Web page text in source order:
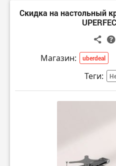
Скидка на настольный
Магазин: uberdeal
Теги: